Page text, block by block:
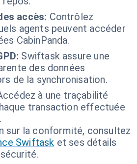
accès: Contrôlez
agents peuvent accéder
CabinPanda.
Swiftask assure une
des données
de la synchronisation.
à une traçabilité
transaction effectuée
sur la conformité, consultez
Swiftask et ses détails